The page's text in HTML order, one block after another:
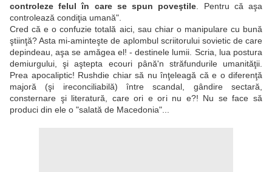
controleze felul în care se spun poveştile . Pentru că aşa
controlează condiţia umană".
Cred că e o confuzie totală aici, sau chiar o manipulare cu bună
ştiinţă? Asta mi-aminteşte de aplombul scriitorului sovietic de care
depindeau, aşa se amăgea el! - destinele lumii. Scria, lua postura
demiurgului, şi aştepta ecouri până'n străfundurile umanităţii.
Prea apocaliptic! Rushdie chiar să nu înţeleagă că e o diferenţă
majoră (şi ireconciliabilă) între scandal, gândire sectară,
consternare şi literatură, care ori e ori nu e?! Nu se face să
produci din ele o "salată de Macedonia"...